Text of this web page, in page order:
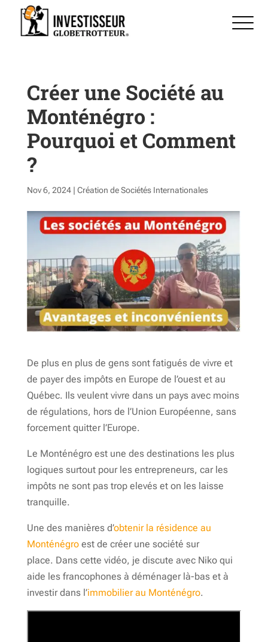
Créer une Société au
Monténégro :
Pourquoi et Comment
?
Nov 6, 2024| Création de Sociétés Internationales
De plus en plus de gens sont fatigués de vivre et
de payer des impôts en Europe de l’ouest et au
Québec. Ils veulent vivre dans un pays avec moins
de régulations, hors de l’Union Européenne, sans
forcement quitter l’Europe.
Le Monténégro est une des destinations les plus
logiques surtout pour les entrepreneurs, car les
impôts ne sont pas trop elevés et on les laisse
tranquille.
Une des manières d’obtenir la résidence au
Monténégroest de créer une société sur
place. Dans cette vidéo, je discute avec Niko qui
aide les francophones à déménager là-bas et à
investir dans l’immobilier au Monténégro.